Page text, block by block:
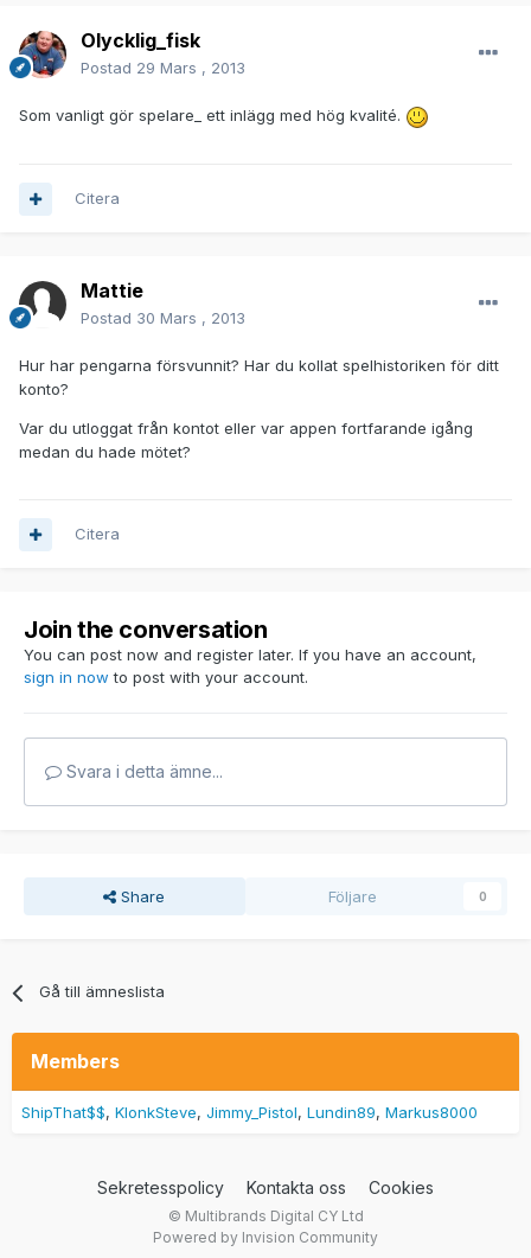
Olycklig_fisk
Postad 29 Mars , 2013
Som vanligt gör spelare_ ett inlägg med hög kvalité.
Citera
Mattie
Postad 30 Mars , 2013
Hur har pengarna försvunnit? Har du kollat spelhistoriken för ditt
konto?
Var du utloggat från kontot eller var appen fortfarande igång
medan du hade mötet?
Citera
Join the conversation
You can post now and register later. If you have an account,
sign in now to post with your account.
Svara i detta ämne...
Share Följare 0
Gå till ämneslista
Members
ShipThat$$ KlonkSteve Jimmy_Pistol Lundin89 Markus8000
Sekretesspolicy Kontakta oss Cookies
© Multibrands Digital CY Ltd
Powered by Invision Community